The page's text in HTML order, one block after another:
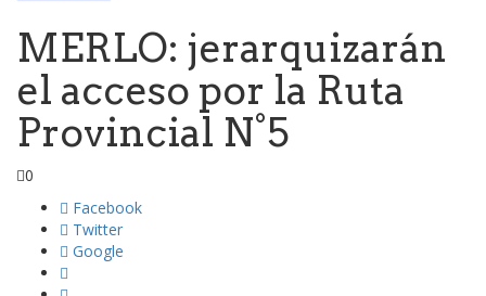
MERLO: jerarquizarán
el acceso por la Ruta
Provincial N°5
0
Facebook
Twitter
Google